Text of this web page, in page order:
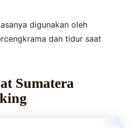
digunakan oleh
dan tidur saat
Sumatera